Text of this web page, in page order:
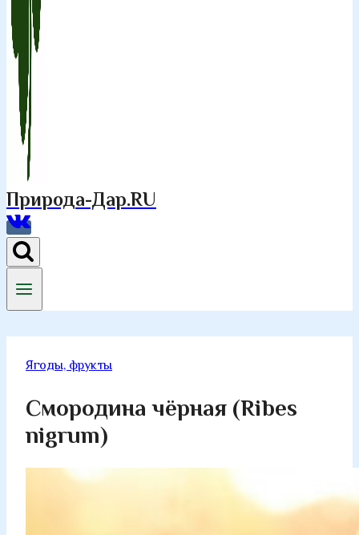
Природа-Дар.RU
Ягоды, фрукты
Смородина чёрная (Ribes
nigrum)